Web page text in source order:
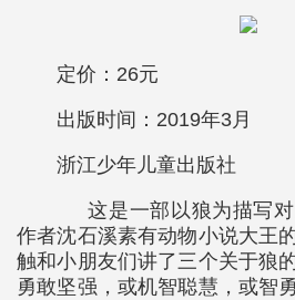
定价：26元
出版时间：2019年3月
浙江少年儿童出版社
这是一部以狼为描写对
作者沈石溪素有动物小说大王
触和小朋友们讲了三个关于狼
勇敢坚强，或机智聪慧，或智